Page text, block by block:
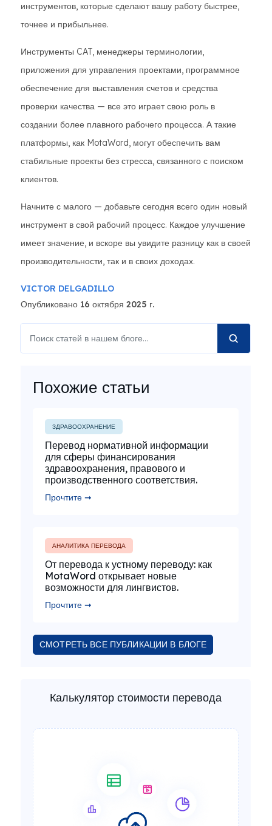
инструментов, которые сделают вашу работу быстрее,
точнее и прибыльнее.
Инструменты CAT, менеджеры терминологии,
приложения для управления проектами, программное
обеспечение для выставления счетов и средства
проверки качества — все это играет свою роль в
создании более плавного рабочего процесса. А такие
платформы, как MotaWord, могут обеспечить вам
стабильные проекты без стресса, связанного с поиском
клиентов.
Начните с малого — добавьте сегодня всего один новый
инструмент в свой рабочий процесс. Каждое улучшение
имеет значение, и вскоре вы увидите разницу как в своей
производительности, так и в своих доходах.
VICTOR DELGADILLO
Опубликовано 16 октября 2025 г.
Похожие статьи
ЗДРАВООХРАНЕНИЕ
Перевод нормативной информации
для сферы финансирования
здравоохранения, правового и
производственного соответствия.
Прочтите ➞
АНАЛИТИКА ПЕРЕВОДА
От перевода к устному переводу: как
MotaWord открывает новые
возможности для лингвистов.
Прочтите ➞
СМОТРЕТЬ ВСЕ ПУБЛИКАЦИИ В БЛОГЕ
Калькулятор стоимости перевода